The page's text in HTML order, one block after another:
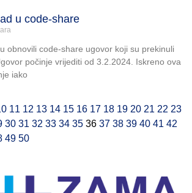
u code-share
obnovili code-share ugovor koji su prekinuli
počinje vrijediti od 3.2.2024. Iskreno ova
iako
11 12 13 14 15 16 17 18 19 20 21 22 23
30 31 32 33 34 35 36 37 38 39 40 41 42
49 50